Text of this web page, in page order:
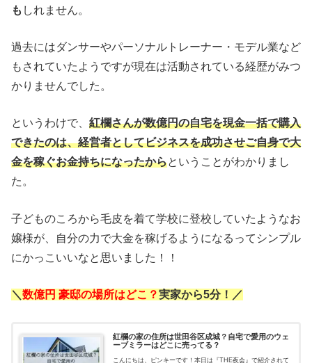
も しれません。
過去にはダンサーやパーソナルトレーナー・モデル業など
もされていたようですが現在は活動されている経歴がみつ
かりませんでした。
というわけで、 紅欄さんが数億円の自宅を現金一括で購入
できたのは、経営者としてビジネスを成功させご自身で大
金を稼ぐお金持ちになったからということがわかりまし
た。
子どものころから毛皮を着て学校に登校していたようなお
嬢様が、自分の力で大金を稼げるようになるってシンプル
にかっこいいなと思いました！！
＼ 数億円 豪邸の場所はどこ？実家から5分！／
紅欄の家の住所は世田谷区成城？自宅で愛用のウェ
ーブミラーはどこに売ってる？
こんにちは、ピンキーです！本日は『THE夜会』で紹介されて